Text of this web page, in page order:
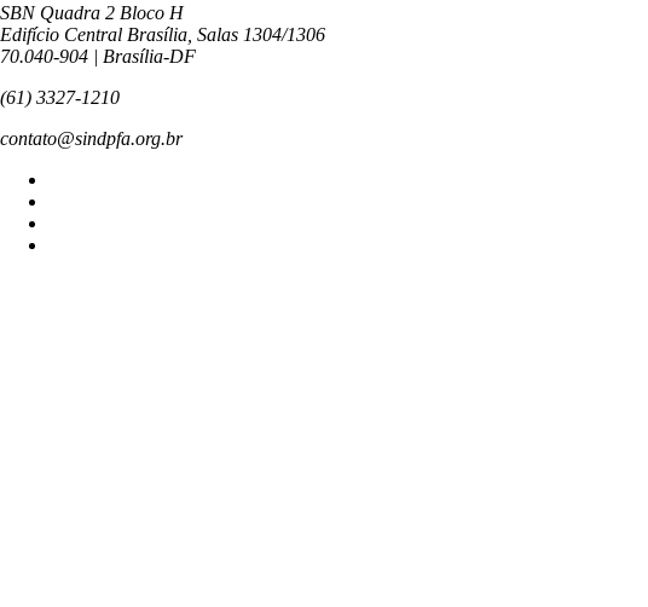
SBN Quadra 2 Bloco H
Edifício Central Brasília, Salas 1304/1306
70.040-904 | Brasília-DF
(61) 3327-1210
contato@sindpfa.org.br